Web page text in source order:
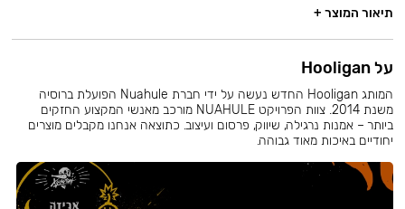
תיאור המוצר +
על Hooligan
המותג Hooligan החדש נעשה על ידי חברת Nuahule הפועלת ברוסיה
משנת 2014. צוות הפרויקט NUAHULE מורכב מאנשי המקצוע החזקים
ביותר – אמנות נרגילה, שיווק, פרסום ועיצוב. כתוצאה אנחנו מקבלים מוצרים
יחודיים באיכות מאוד גבוהה.